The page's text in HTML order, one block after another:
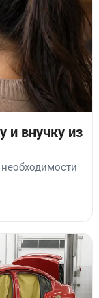
и внучку из